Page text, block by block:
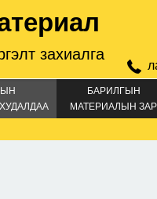
захиалга
БАРИЛГЫН
МАТЕРИАЛЫН ЗАР